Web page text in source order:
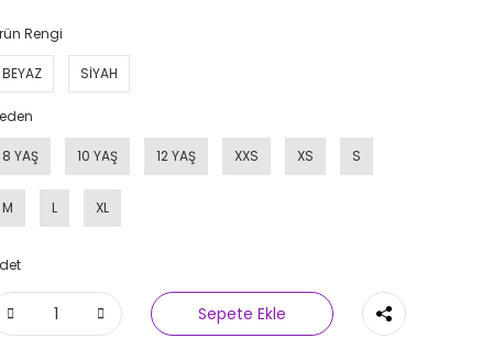
Rengi
BEYAZ SİYAH
8 YAŞ 10 YAŞ 12 YAŞ XXS XS S
M L XL
Sepete Ekle